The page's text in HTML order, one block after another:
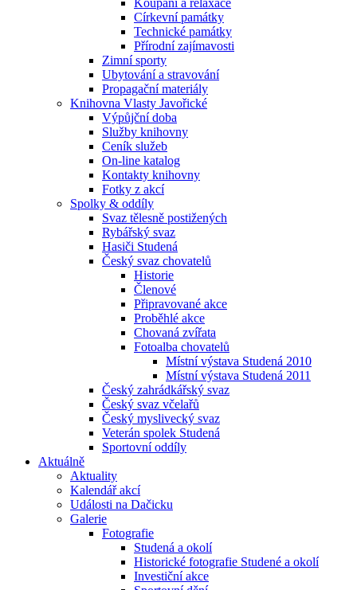
Koupání a relaxace
Církevní památky
Technické památky
Přírodní zajímavosti
Zimní sporty
Ubytování a stravování
Propagační materiály
Knihovna Vlasty Javořické
Výpůjční doba
Služby knihovny
Ceník služeb
On-line katalog
Kontakty knihovny
Fotky z akcí
Spolky & oddíly
Svaz tělesně postižených
Rybářský svaz
Hasiči Studená
Český svaz chovatelů
Historie
Členové
Připravované akce
Proběhlé akce
Chovaná zvířata
Fotoalba chovatelů
Místní výstava Studená 2010
Místní výstava Studená 2011
Český zahrádkářský svaz
Český svaz včelařů
Český myslivecký svaz
Veterán spolek Studená
Sportovní oddíly
Aktuálně
Aktuality
Kalendář akcí
Události na Dačicku
Galerie
Fotografie
Studená a okolí
Historické fotografie Studené a okolí
Investiční akce